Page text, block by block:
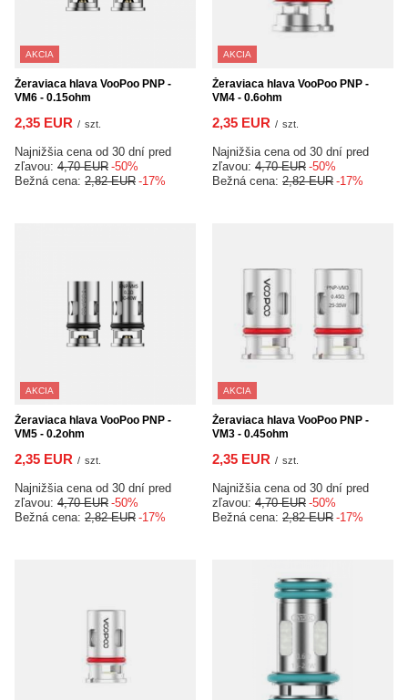
AKCIA
Žeraviaca hlava VooPoo PNP -
VM6 - 0.15ohm
2,35 EUR / szt.
Najnižšia cena od 30 dní pred
zľavou: 4,70 EUR -50%
Bežná cena: 2,82 EUR -17%
AKCIA
Žeraviaca hlava VooPoo PNP -
VM4 - 0.6ohm
2,35 EUR / szt.
Najnižšia cena od 30 dní pred
zľavou: 4,70 EUR -50%
Bežná cena: 2,82 EUR -17%
AKCIA
Žeraviaca hlava VooPoo PNP -
VM5 - 0.2ohm
2,35 EUR / szt.
Najnižšia cena od 30 dní pred
zľavou: 4,70 EUR -50%
Bežná cena: 2,82 EUR -17%
AKCIA
Žeraviaca hlava VooPoo PNP -
VM3 - 0.45ohm
2,35 EUR / szt.
Najnižšia cena od 30 dní pred
zľavou: 4,70 EUR -50%
Bežná cena: 2,82 EUR -17%